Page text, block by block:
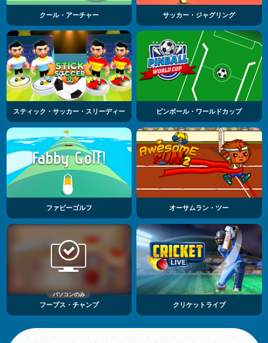
クール・アーチャー サッカー・ジャグリング
スティック・サッカー・スリーディー ピンボール・ワールドカップ
ファビーゴルフ オーサムラン・ツー
パソコンのみ
フープス・チャンプ クリケットライブ